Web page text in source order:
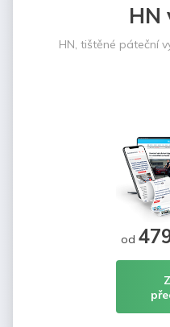
HN
HN, tištěné páteční
od